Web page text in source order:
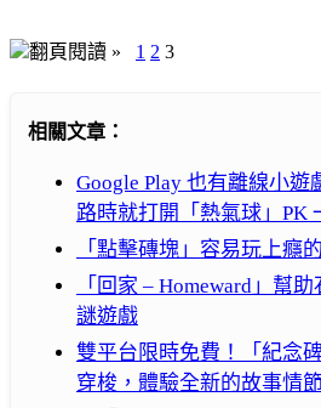
翻頁閱讀 » 1 2 3
相關文章：
Google Play 也有離線小遊
路時就打開「熱氣球」PK
「點擊磚塊」容易玩上癮
「回家 – Homeward」幫
謎遊戲
雙平台限時免費！「紀念
穿梭，體驗全新的故事情節